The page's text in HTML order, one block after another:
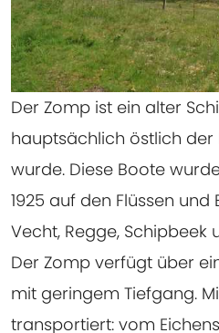
Der Zomp ist ein alter
hauptsächlich östlich der
wurde. Diese Boote
1925 auf den Flüssen
Vecht, Regge, Schipbeek
Der Zomp verfügt über
mit geringem Tiefgang.
transportiert: vom